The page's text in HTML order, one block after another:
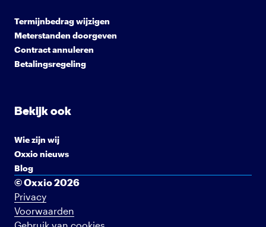
Termijnbedrag wijzigen
Meterstanden doorgeven
Contract annuleren
Betalingsregeling
Bekijk ook
Wie zijn wij
Oxxio nieuws
Blog
© Oxxio 2026
Privacy
Voorwaarden